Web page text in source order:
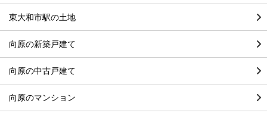
東大和市駅の土地
向原の新築戸建て
向原の中古戸建て
向原のマンション